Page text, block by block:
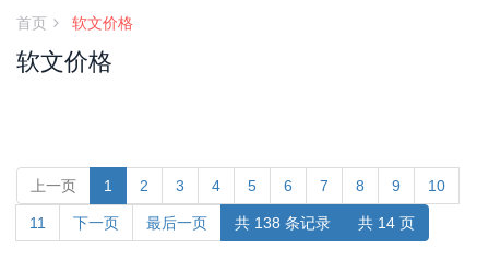
首页 软文价格
软文价格
上一页 1 2 3 4 5 6 7 8 9 10
11 下一页 最后一页 共 138 条记录 共 14 页